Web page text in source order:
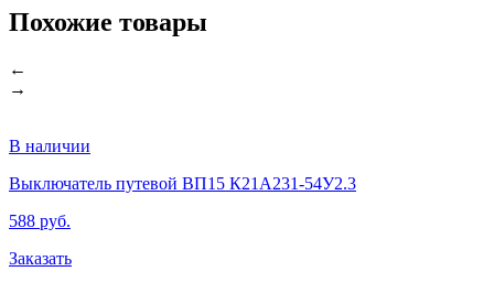
Похожие товары
←
→
В наличии
Выключатель путевой ВП15 К21А231-54У2.3
588 руб.
Заказать